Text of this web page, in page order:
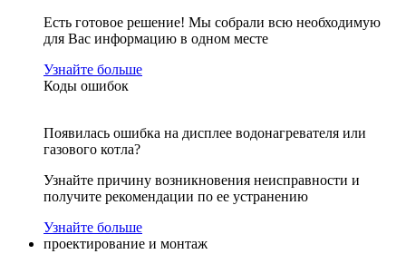
Есть готовое решение! Мы собрали всю необходимую
для Вас информацию в одном месте
Узнайте больше
Коды ошибок
Появилась ошибка на дисплее водонагревателя или
газового котла?
Узнайте причину возникновения неисправности и
получите рекомендации по ее устранению
Узнайте больше
проектирование и монтаж